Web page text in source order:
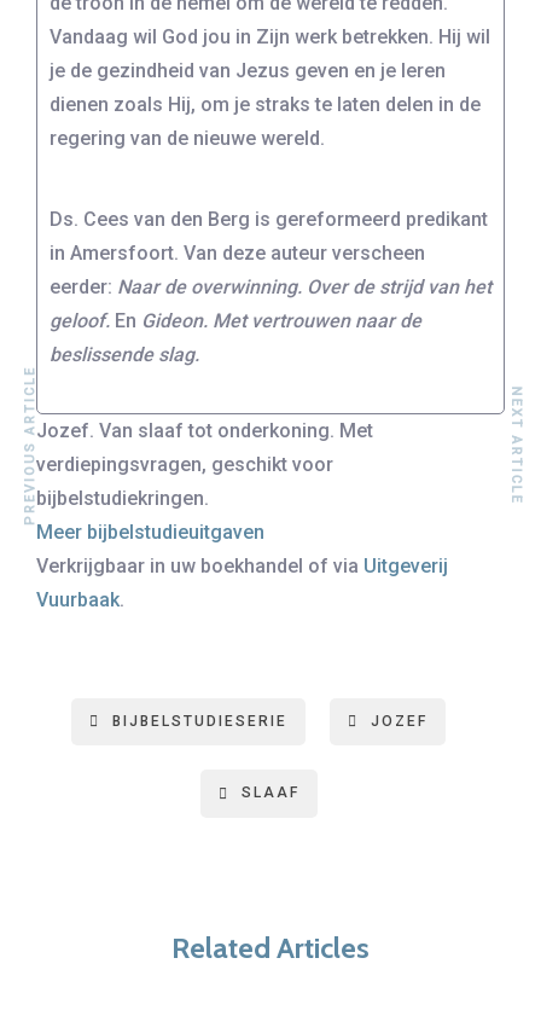
Vandaag wil God jou in Zijn werk betrekken. Hij wil
je de gezindheid van Jezus geven en je leren
dienen zoals Hij, om je straks te laten delen in de
regering van de nieuwe wereld.
Ds. Cees van den Berg is gereformeerd predikant
in Amersfoort. Van deze auteur verscheen
eerder: Naar de overwinning. Over de strijd van het
geloof. En Gideon. Met vertrouwen naar de
beslissende slag.
Jozef. Van slaaf tot onderkoning. Met
verdiepingsvragen, geschikt voor
bijbelstudiekringen.
Meer bijbelstudieuitgaven
Verkrijgbaar in uw boekhandel of via Uitgeverij
Vuurbaak.
BIJBELSTUDIESERIE JOZEF
SLAAF
Related Articles
PREVIOUS ARTICLE NEXT ARTICLE